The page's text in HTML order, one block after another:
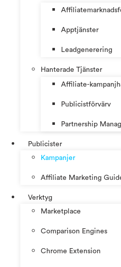
Apptjänster
Leadgenerering
Hanterade Tjänster
Affiliate-
Publicistförvärv
Partnership
Publicister
Kampanjer
Affiliate Marketing
Verktyg
Marketplace
Comparison Engines
Chrome Extension